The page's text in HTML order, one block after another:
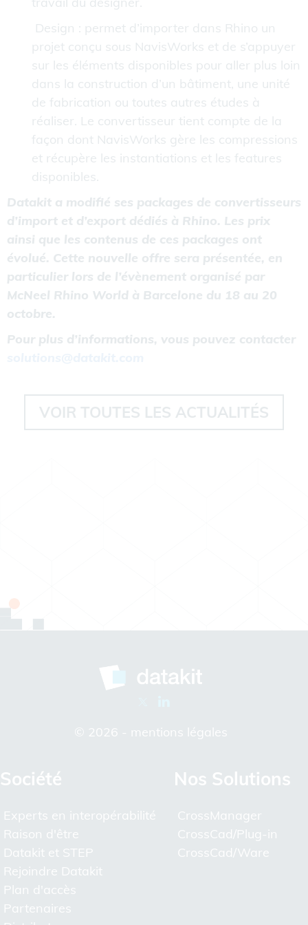
Design : permet d’importer dans Rhino un
projet conçu sous NavisWorks et de s’appuyer
sur les éléments disponibles pour aller plus loin
dans la construction d’un bâtiment, une unité
de fabrication ou toutes autres études à
réaliser. Le convertisseur tient compte de la
façon dont NavisWorks gère les compressions
et récupère les instantiations et les features
disponibles.
Datakit a modifié ses packages de convertisseurs
d’import et d’export dédiés à Rhino. Les prix
ainsi que les contenus de ces packages ont
évolué. Cette nouvelle offre sera présentée, en
particulier lors de l’évènement organisé par
McNeel Rhino World à Barcelone du 18 au 20
octobre.
Pour plus d’informations, vous pouvez contacter
VOIR TOUTES LES ACTUALITÉS
© 2026 - mentions légales
Société
Experts en interopérabilité
Raison d'être
Datakit et STEP
Rejoindre Datakit
Plan d'accès
Partenaires
Nos Solutions
CrossManager
CrossCad/Plug-in
CrossCad/Ware